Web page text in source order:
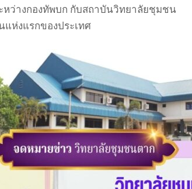
หว่างกองทัพบก กับสถาบันวิทยาลัยชุมชน
ห่งแรกของประเทศ